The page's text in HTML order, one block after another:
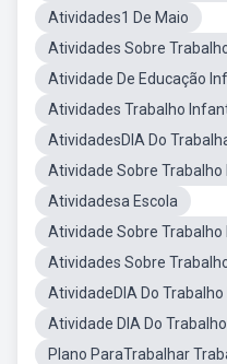
Atividades1 De Maio
Atividades Sobre
Atividade De Educação
Atividades Trabalho
AtividadesDIA Do
Atividade Sobre
Atividadesa Escola
Atividade Sobre
Atividades Sobre
AtividadeDIA Do Trabalho
Atividade DIA Do
Plano ParaTrabalhar